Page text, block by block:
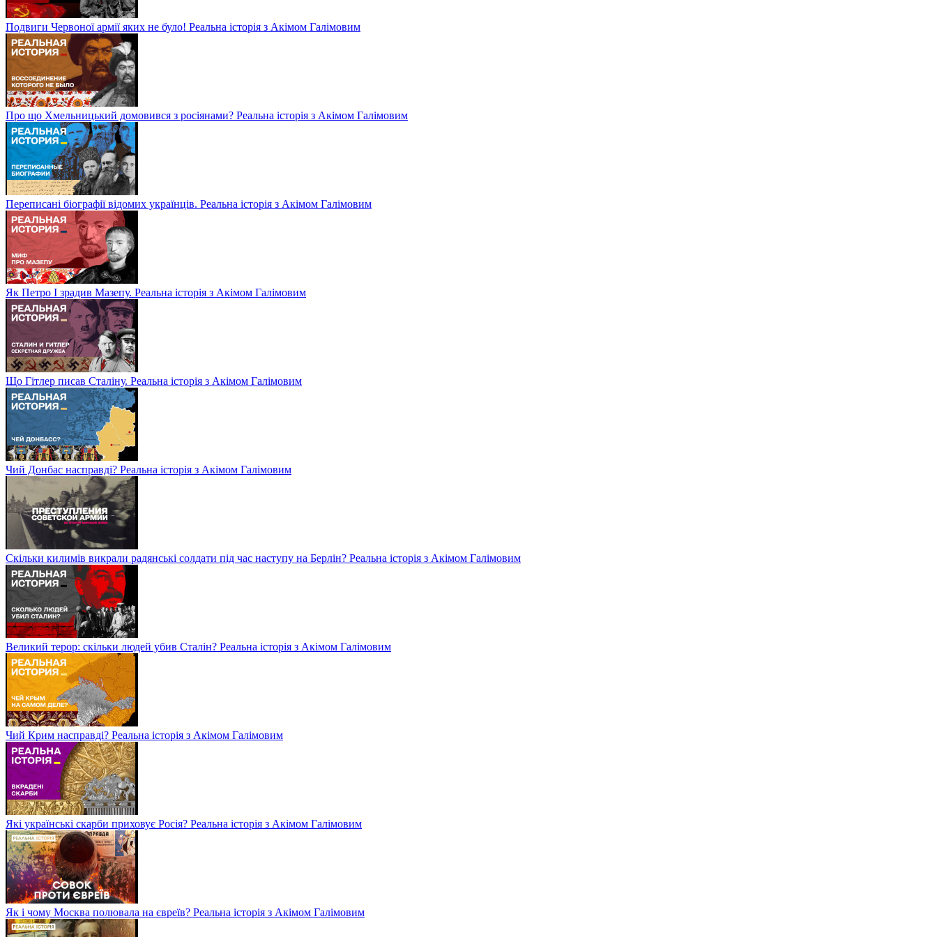
Подвиги Червоної армії яких не було! Реальна історія з Акімом Галімовим
Про що Хмельницький домовився з росіянами? Реальна історія з Акімом Галімовим
Переписані біографії відомих українців. Реальна історія з Акімом Галімовим
Як Петро І зрадив Мазепу. Реальна історія з Акімом Галімовим
Що Гітлер писав Сталіну. Реальна історія з Акімом Галімовим
Чий Донбас насправді? Реальна історія з Акімом Галімовим
Скільки килимів викрали радянські солдати під час наступу на Берлін? Реальна історія з Акімом Галімовим
Великий терор: скільки людей убив Сталін? Реальна історія з Акімом Галімовим
Чий Крим насправді? Реальна історія з Акімом Галімовим
Які українські скарби приховує Росія? Реальна історія з Акімом Галімовим
Як і чому Москва полювала на євреїв? Реальна історія з Акімом Галімовим